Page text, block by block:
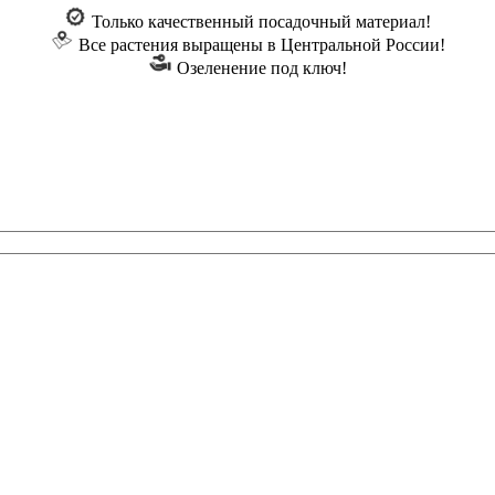
Только качественный посадочный материал!
Все растения выращены в Центральной России!
Озеленение под ключ!